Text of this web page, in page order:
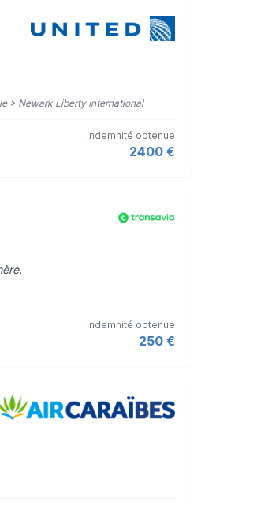
> Newark Liberty International
Indemnité obtenue
2400 €
Indemnité obtenue
250 €